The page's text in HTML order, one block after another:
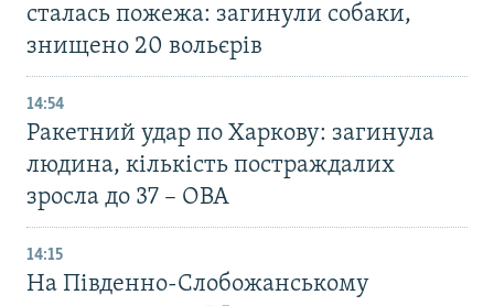
сталась пожежа: загинули собаки,
знищено 20 вольєрів
14:54
Ракетний удар по Харкову: загинула
людина, кількість постраждалих
зросла до 37 – ОВА
14:15
На Південно-Слобожанському